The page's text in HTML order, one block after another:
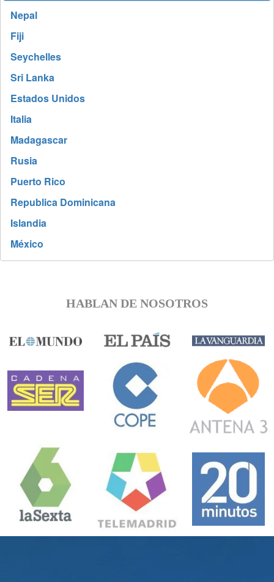
Nepal
Fiji
Seychelles
Sri Lanka
Estados Unidos
Italia
Madagascar
Rusia
Puerto Rico
Republica Dominicana
Islandia
México
HABLAN DE NOSOTROS